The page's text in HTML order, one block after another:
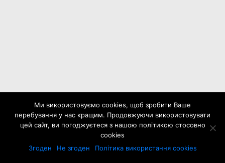
Ми використовуємо cookies, щоб зробити Ваше
перебування у нас кращим. Продовжуючи використовувати
цей сайт, ви погоджуєтеся з нашою політикою стосовно
cookies
Згоден
Не згоден Політика використання cookies